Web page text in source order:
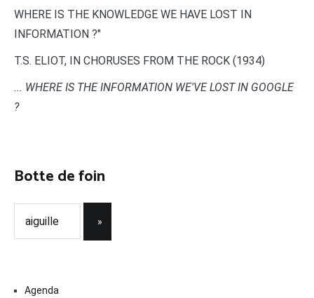
WHERE IS THE KNOWLEDGE WE HAVE LOST IN
INFORMATION ?"
T.S. ELIOT, IN CHORUSES FROM THE ROCK (1934)
... WHERE IS THE INFORMATION WE'VE LOST IN GOOGLE
?
Botte de foin
Agenda